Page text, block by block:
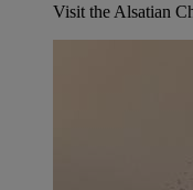
Visit the Alsatian